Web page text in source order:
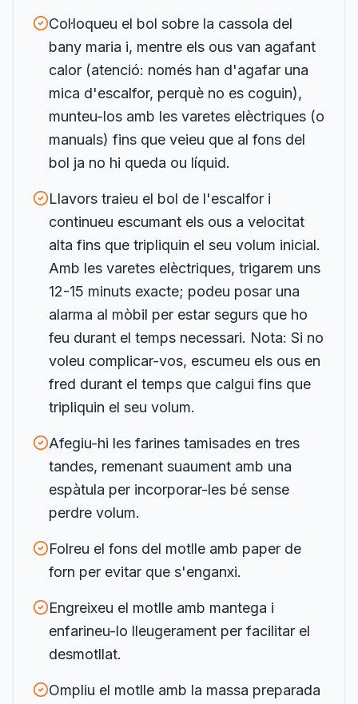
Col·loqueu el bol sobre la cassola del
bany maria i, mentre els ous van agafant
calor (atenció: només han d'agafar una
mica d'escalfor, perquè no es coguin),
munteu-los amb les varetes elèctriques (o
manuals) fins que veieu que al fons del
bol ja no hi queda ou líquid.
Llavors traieu el bol de l'escalfor i
continueu escumant els ous a velocitat
alta fins que tripliquin el seu volum inicial.
Amb les varetes elèctriques, trigarem uns
12-15 minuts exacte; podeu posar una
alarma al mòbil per estar segurs que ho
feu durant el temps necessari. Nota: Si no
voleu complicar-vos, escumeu els ous en
fred durant el temps que calgui fins que
tripliquin el seu volum.
Afegiu-hi les farines tamisades en tres
tandes, remenant suaument amb una
espàtula per incorporar-les bé sense
perdre volum.
Folreu el fons del motlle amb paper de
forn per evitar que s'enganxi.
Engreixeu el motlle amb mantega i
enfarineu-lo lleugerament per facilitar el
desmotllat.
Ompliu el motlle amb la massa preparada